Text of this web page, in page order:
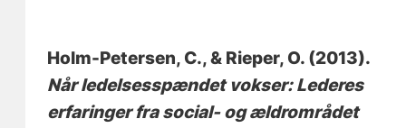
Holm-Petersen, C., & Rieper, O. (2013).
Når ledelsesspændet vokser: Lederes
erfaringer fra social- og ældrområdet